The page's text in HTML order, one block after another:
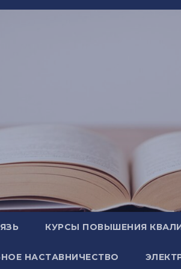
КУРСЫ ПОВЫШЕНИЯ
НАСТАВНИЧЕСТВО